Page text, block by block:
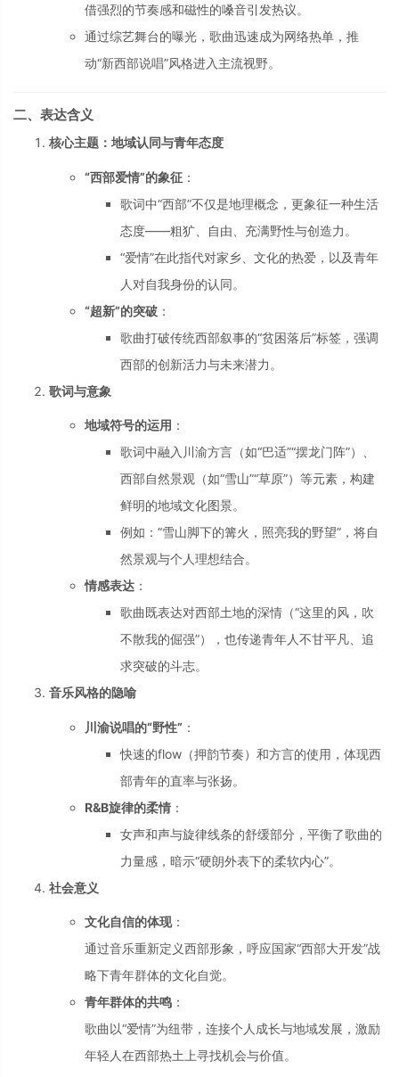
借强烈的节奏感和磁性的嗓音引发热议。
通过综艺舞台的曝光，歌曲迅速成为网络热单，推
动“新西部说唱”风格进入主流视野。
二、表达含义
核心主题：地域认同与青年态度
“西部爱情”的象征 ：
歌词中“西部”不仅是地理概念，更象征一种生活
态度——粗犷、自由、充满野性与创造力。
“爱情”在此指代对家乡、文化的热爱，以及青年
人对自我身份的认同。
“超新”的突破 ：
歌曲打破传统西部叙事的“贫困落后”标签，强调
西部的创新活力与未来潜力。
歌词与意象
地域符号的运用 ：
歌词中融入川渝方言（如“巴适”“摆龙门阵”）、
西部自然景观（如“雪山”“草原”）等元素，构建
鲜明的地域文化图景。
例如：“雪山脚下的篝火，照亮我的野望”，将自
然景观与个人理想结合。
情感表达 ：
歌曲既表达对西部土地的深情（“这里的风，吹
不散我的倔强”），也传递青年人不甘平凡、追
求突破的斗志。
音乐风格的隐喻
川渝说唱的“野性” ：
快速的flow（押韵节奏）和方言的使用，体现西
部青年的直率与张扬。
R&B旋律的柔情 ：
女声和声与旋律线条的舒缓部分，平衡了歌曲的
力量感，暗示“硬朗外表下的柔软内心”。
社会意义
文化自信的体现：
通过音乐重新定义西部形象，呼应国家“西部大开发”战
略下青年群体的文化自觉。
青年群体的共鸣 ：
歌曲以“爱情”为纽带，连接个人成长与地域发展，激励
年轻人在西部热土上寻找机会与价值。